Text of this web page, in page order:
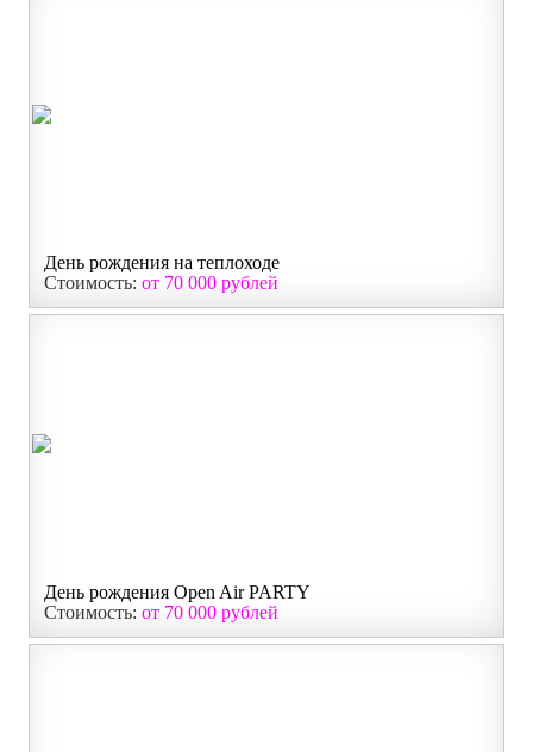
День рождения на теплоходе
Стоимость: от 70 000 рублей
День рождения Open Air PARTY
Стоимость: от 70 000 рублей